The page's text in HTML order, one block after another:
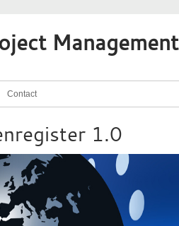
Management
Contact
1.0